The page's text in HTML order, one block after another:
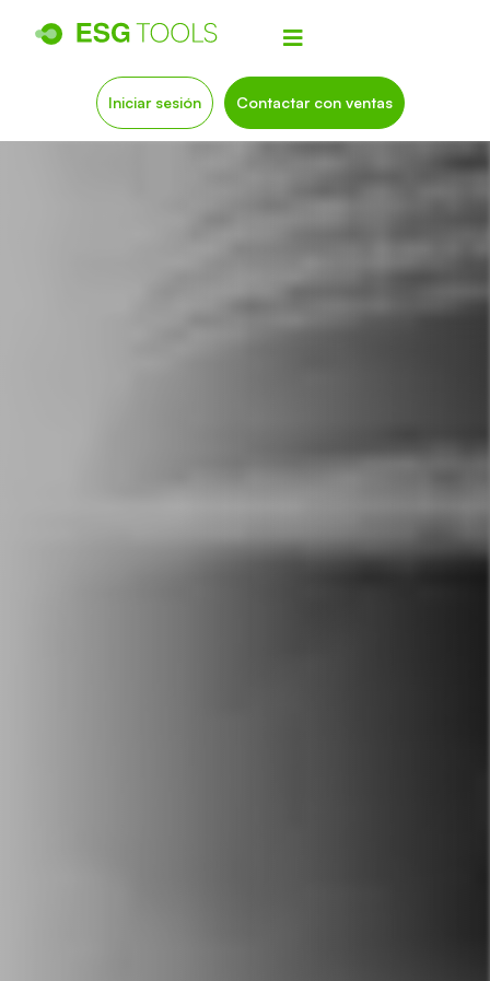
Iniciar sesión Contactar con ventas